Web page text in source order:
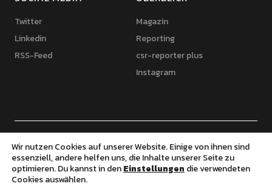
Twitter
Linkedin
RSS-Feed
Magazin
Reporting
csr-reporter plus
Instagram
© 2020 csr-reporter.de | Thomas Feldhaus | Powered by WordPress |
Theme: Uku von Elmastudio
Wir nutzen Cookies auf unserer Website. Einige von ihnen sind
essenziell, andere helfen uns, die Inhalte unserer Seite zu
optimieren. Du kannst in denEinstellungen die verwendeten
Cookies auswählen.